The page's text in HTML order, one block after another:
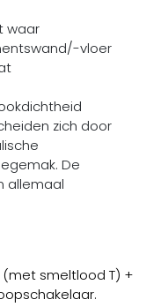
waar
vloer
zich door
De
allemaal
(met smeltlood T) +